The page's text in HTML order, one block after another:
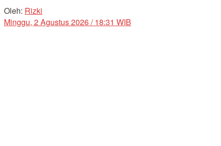
Oleh: Rizki
Minggu, 2 Agustus 2026 / 18:31 WIB